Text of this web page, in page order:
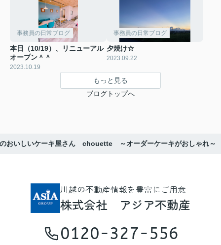
事務員の日常ブログ
本日（10/19）、リニューアル
オープン＾＾
2023.10.19
事務員の日常ブログ
夕焼け☆
2023.09.22
もっと見る
ブログトップへ
おいしいケーキ屋さん chouette ～オーダーケーキがおしゃれ～
川越の不動産情報を豊富にご用意
株式会社 アジア不動産
0120-327-556